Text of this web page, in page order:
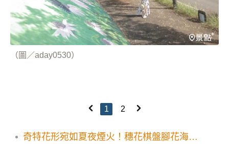
（圖／aday0530）
1 2
奇特花形宛如夏夜煙火！穗花棋盤腳花海三